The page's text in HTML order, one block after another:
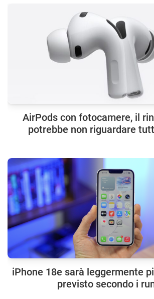
AirPods con fotocamere, il
potrebbe non riguardare
iPhone 18e sarà leggermente
previsto secondo i